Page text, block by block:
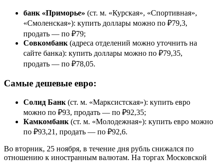
банк «Приморье» (ст. м. «Курская», «Спортивная»,
«Смоленская»): купить доллары можно по ₽79,3,
продать — по ₽79;
Совкомбанк (адреса отделений можно уточнить на
сайте банка): купить доллары можно по ₽79,35,
продать — по ₽78,05.
Самые дешевые евро:
Солид Банк (ст. м. «Марксистская»): купить евро
можно по ₽93, продать — по ₽92,35;
Камкомбанк (ст. м. «Молодежная»): купить евро можно
по ₽93,21, продать — по ₽92,6.
Во вторник, 25 ноября, в течение дня рубль снижался по
отношению к иностранным валютам. На торгах Московской